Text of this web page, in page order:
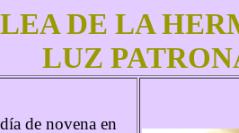
DE LA
LUZ
de novena en